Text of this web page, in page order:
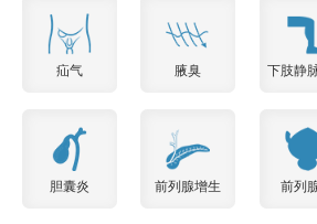
疝气 腋臭 下肢静
胆囊炎 前列腺增生 前列